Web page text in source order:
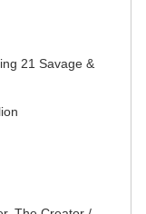
21 Savage &